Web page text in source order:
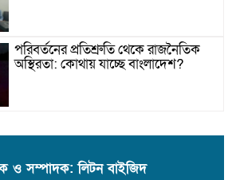
পরিবর্তনের প্রতিশ্রুতি থেকে রাজনৈতিক
অস্থিরতা: কোথায় যাচ্ছে বাংলাদেশ?
ওপর হামলা, জেলা সাংবাদিক ইউনিয়নের
ও সম্পাদক: লিটন বাইজিদ